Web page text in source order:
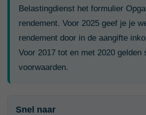
Belastingdienst het formulier
rendement. Voor 2025 geef je je
rendement door in de aangifte
Voor 2017 tot en met 2020 gelden
voorwaarden.
Snel naar